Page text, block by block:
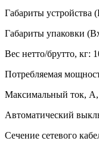
Габариты
Габариты упаковки
Вес нетто/брутто, кг:
Потребляемая
Максимальный ток,
Автоматический
Сечение сетевого